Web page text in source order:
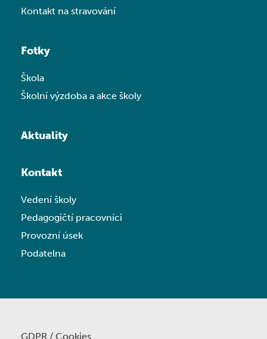
Kontakt na stravování
Fotky
Škola
Školní výzdoba a akce školy
Aktuality
Kontakt
Vedení školy
Pedagogičtí pracovníci
Provozní úsek
Podatelna
GDPR / Cookies